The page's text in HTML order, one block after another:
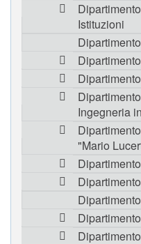
Istituzioni
Ingegneria
"Mario